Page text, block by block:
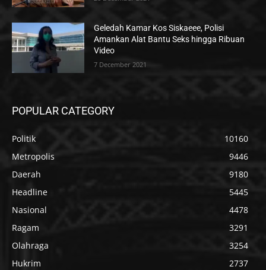
Geledah Kamar Kos Siskaeee, Polisi
Amankan Alat Bantu Seks hingga Ribuan
Video
7 December 2021
POPULAR CATEGORY
Politik
10160
Metropolis
9446
Daerah
9180
Headline
5445
Nasional
4478
Ragam
3291
Olahraga
3254
Hukrim
2737